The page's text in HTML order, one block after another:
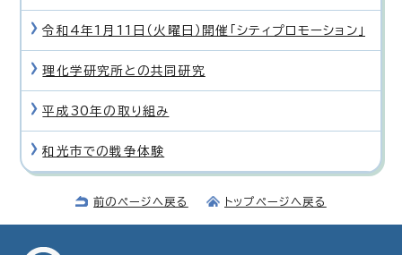
令和4年1月11日（火曜日）開催「シティプロモーション」
理化学研究所との共同研究
平成30年の取り組み
和光市での戦争体験
前のページへ戻る トップページへ戻る